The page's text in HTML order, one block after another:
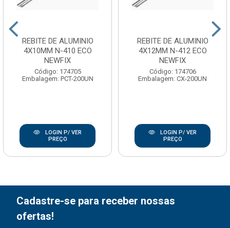
REBITE DE ALUMINIO
4X10MM N-410 ECO
NEWFIX
Código: 174705
Embalagem: PCT-200UN
LOGIN P/ VER
PREÇO
REBITE DE ALUMINIO
4X12MM N-412 ECO
NEWFIX
Código: 174706
Embalagem: CX-200UN
LOGIN P/ VER
PREÇO
Cadastre-se para receber nossas
ofertas!